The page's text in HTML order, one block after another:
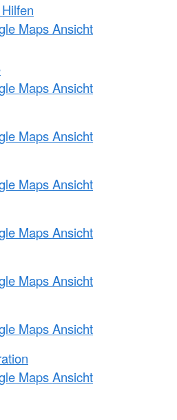
Maps Ansicht
Maps Ansicht
Maps Ansicht
Maps Ansicht
Maps Ansicht
Maps Ansicht
Maps Ansicht
Maps Ansicht